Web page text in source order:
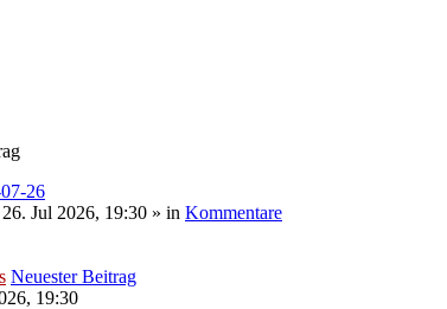
26
Jul 2026, 19:30 » in Kommentare
Neuester Beitrag
19:30